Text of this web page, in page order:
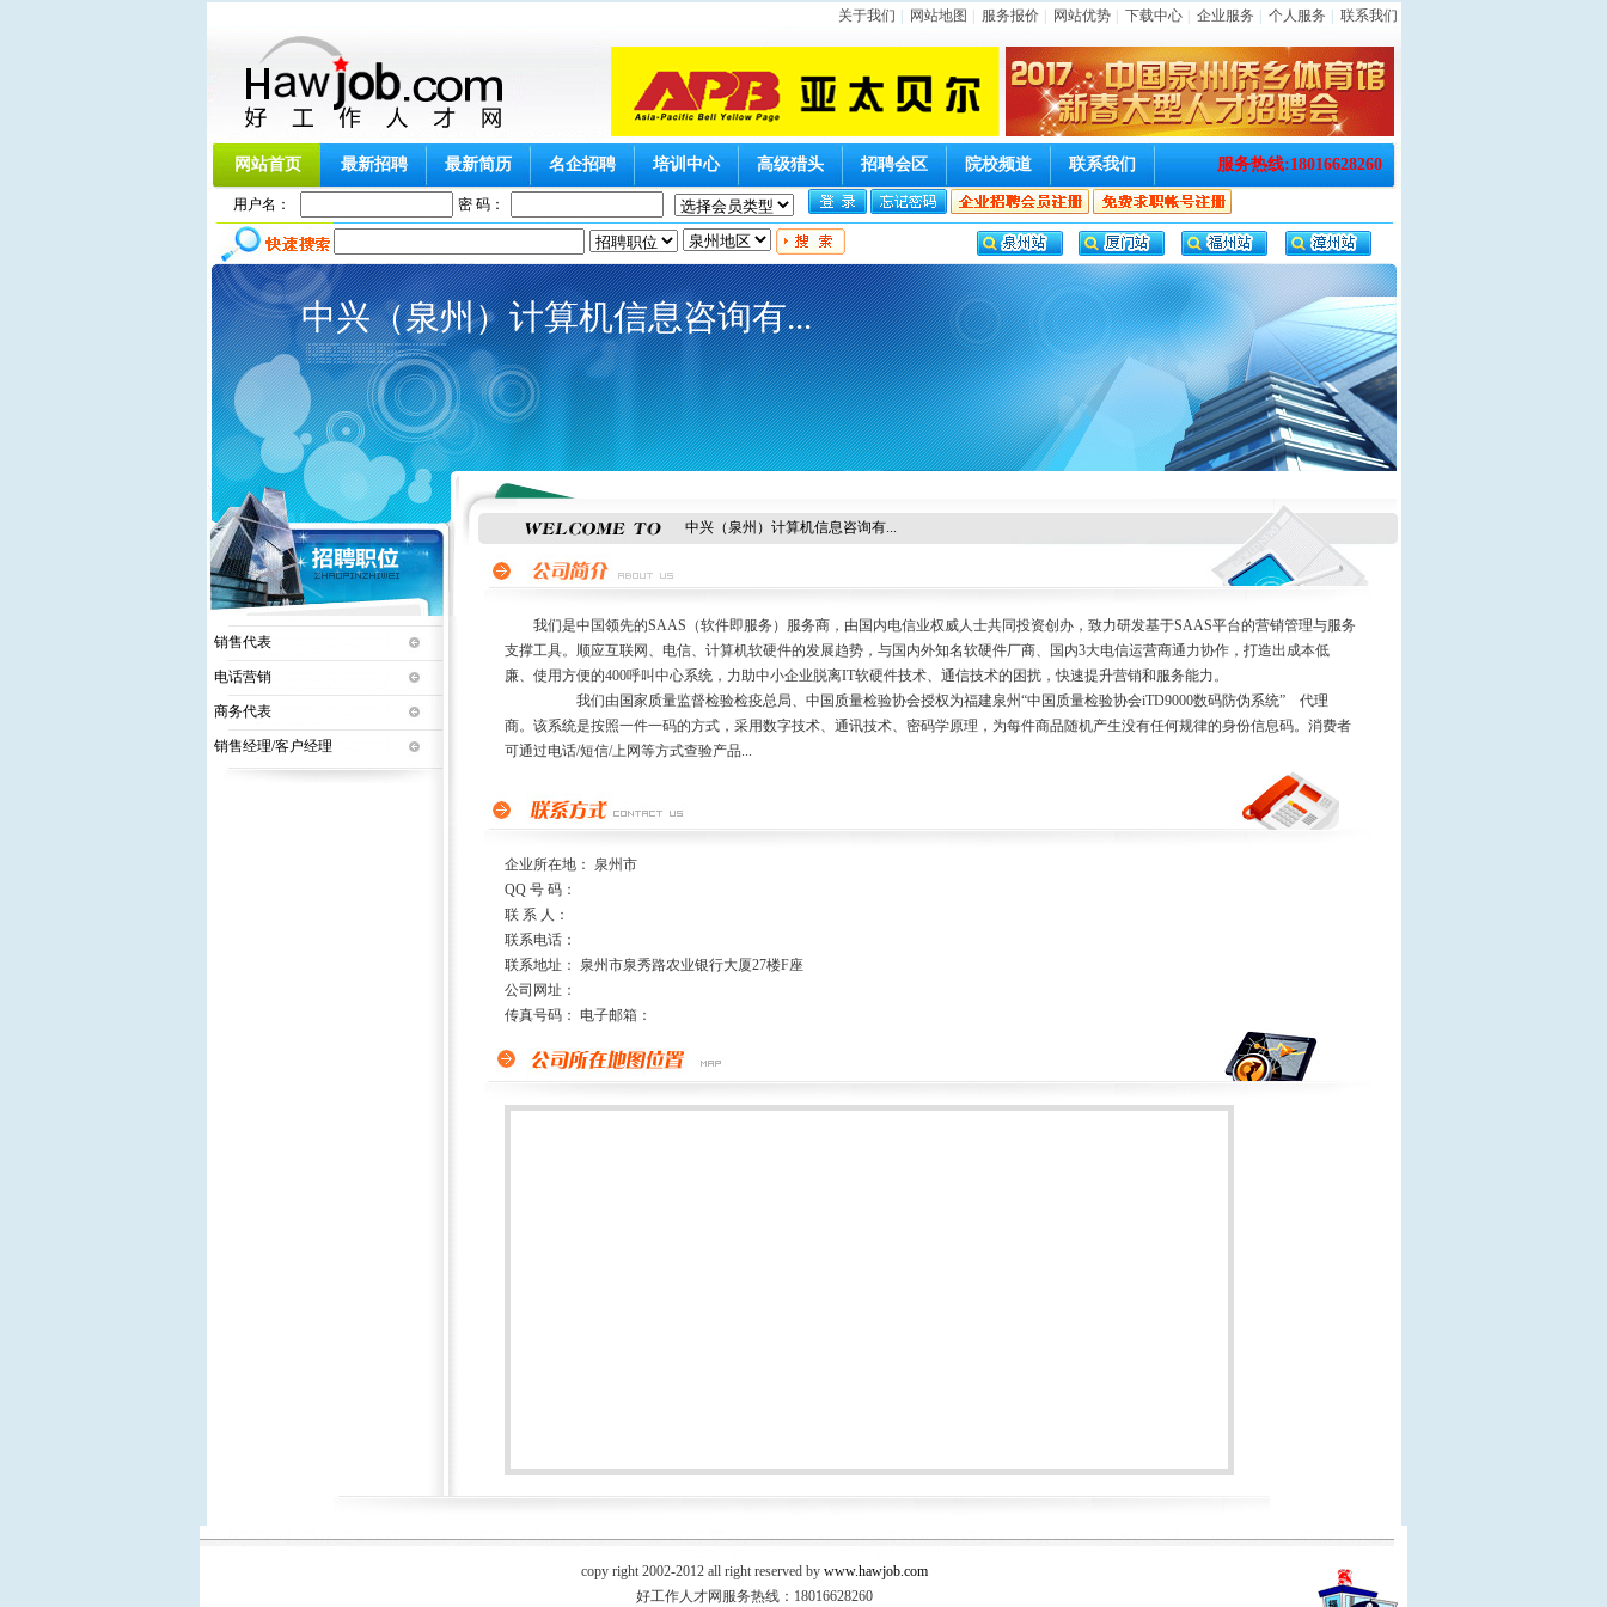
关于我们 网站地图 服务报价 网站优势 下载中心 企业服务 个人服务 联系我们
网站首页 最新招聘 最新简历 名企招聘 培训中心 高级猎头 招聘会区 院校频道 联系我们 服务热线:18016628260
用户名： 密 码：
中兴（泉州）计算机信息咨询有...
销售代表
电话营销
商务代表
销售经理/客户经理
中兴（泉州）计算机信息咨询有...
我们是中国领先的SAAS（软件即服务）服务商，由国内电信业权威人士共同投资创办，致力研发基于SAAS平台的营销管理与服务
支撑工具。顺应互联网、电信、计算机软硬件的发展趋势，与国内外知名软硬件厂商、国内3大电信运营商通力协作，打造出成本低
廉、使用方便的400呼叫中心系统，力助中小企业脱离IT软硬件技术、通信技术的困扰，快速提升营销和服务能力。
我们由国家质量监督检验检疫总局、中国质量检验协会授权为福建泉州“中国质量检验协会iTD9000数码防伪系统” 代理
商。该系统是按照一件一码的方式，采用数字技术、通讯技术、密码学原理，为每件商品随机产生没有任何规律的身份信息码。消费者
可通过电话/短信/上网等方式查验产品...
企业所在地： 泉州市
QQ 号 码：
联 系 人：
联系电话：
联系地址： 泉州市泉秀路农业银行大厦27楼F座
公司网址：
传真号码： 电子邮箱：
copy right 2002-2012 all right reserved by www.hawjob.com
好工作人才网服务热线：18016628260